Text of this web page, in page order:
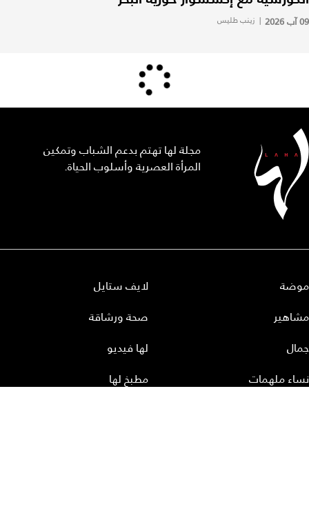
09 آب 2026 | زينب طليس
مجلة لها تهتم بدعم الشباب وتمكين
المرأة العصرية وأسلوب الحياة.
موضة
مشاهير
جمال
نساء ملهمات
لايف ستايل
صحة ورشاقة
لها فيديو
مطبخ لها